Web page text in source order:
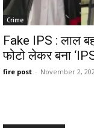
Crime
Fake IPS : लाल
फोटो लेकर बना
fire post - November 2,